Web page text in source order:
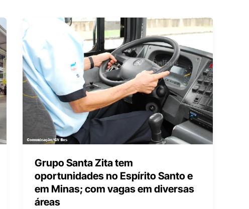
Grupo Santa Zita tem
oportunidades no Espírito Santo e
em Minas; com vagas em diversas
áreas